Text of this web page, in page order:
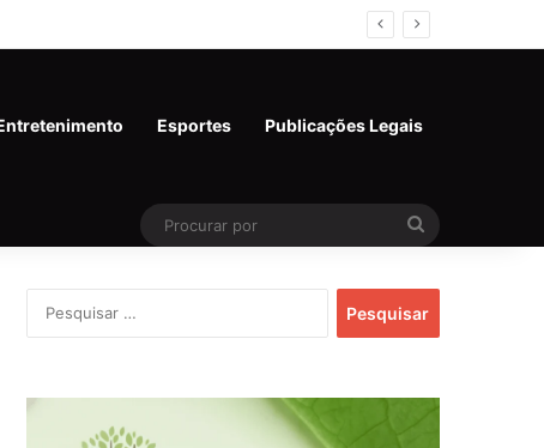
Esportes Publicações Legais
Procurar
por: